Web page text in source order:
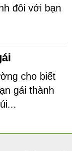
đôi với bạn
cho biết
gái thành